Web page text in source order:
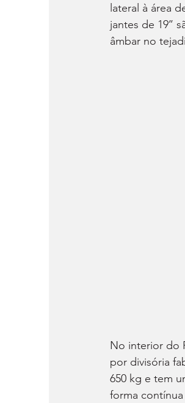
lateral à área
jantes de 19’’
âmbar no
No interior do
por divisória
650 kg e tem
forma